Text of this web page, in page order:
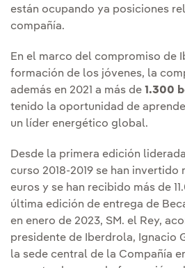
están ocupando ya posiciones
compañía.
En el marco del compromiso de
formación de los jóvenes, la
además en 2021 a más de 1.300
tenido la oportunidad de
un líder energético global.
Desde la primera edición
curso 2018-2019 se han
euros y se han recibido más de
última edición de entrega de
en enero de 2023, SM. el Rey,
presidente de Iberdrola, Ignacio
la sede central de la Compañía